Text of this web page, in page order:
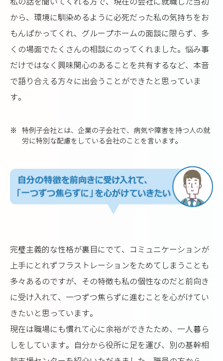
私の話を聞いてくれる方で、現在の会社に就職した当初
から、環境に馴染めるように必死だった私の気持ちをお
もんぱかってくれ、グループホームの面談に限らず、多
くの場面でたくさんの相談にのってくれました。悩み事
だけではなく興味関心のあることを共有するなど、本音
で語り合える方々に出会うことができたと思っていま
す。
※
特例子会社とは、企業の子会社で、病気や障害を持つ人の就
労に特別な配慮をしている会社のことを言います。
完璧主義的な性格が裏目にでて、コミュニケーションが
上手にとれずフラストレーションをためてしまうことも
多々あるのですが、その特徴も私の個性なのだと前向き
に受け入れて、一つずつ焦らずに進むことを心がけてい
きたいと思っています。
現在は職場にも慣れて心に余裕ができたため、一人暮ら
しをしています。自分から役所に足を運び、別の基幹相